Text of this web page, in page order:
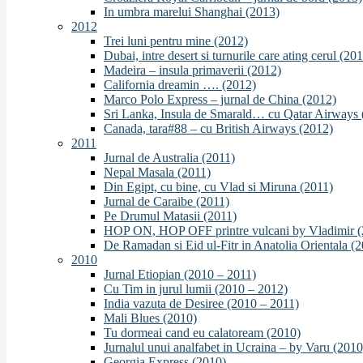
In umbra marelui Shanghai (2013)
2012
Trei luni pentru mine (2012)
Dubai, intre desert si turnurile care ating cerul
Madeira – insula primaverii (2012)
California dreamin …. (2012)
Marco Polo Express – jurnal de China (2012)
Sri Lanka, Insula de Smarald… cu Qatar Airways
Canada, tara#88 – cu British Airways (2012)
2011
Jurnal de Australia (2011)
Nepal Masala (2011)
Din Egipt, cu bine, cu Vlad si Miruna (2011)
Jurnal de Caraibe (2011)
Pe Drumul Matasii (2011)
HOP ON, HOP OFF printre vulcani by Vladimir
De Ramadan si Eid ul-Fitr in Anatolia Orientala
2010
Jurnal Etiopian (2010 – 2011)
Cu Tim in jurul lumii (2010 – 2012)
India vazuta de Desiree (2010 – 2011)
Mali Blues (2010)
Tu dormeai cand eu calatoream (2010)
Jurnalul unui analfabet in Ucraina – by Varu